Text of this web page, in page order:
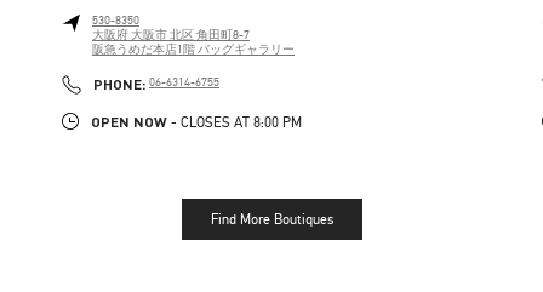
530-8350
大阪府 大阪市北区 角田町8-7
阪急うめだ本店1階 バッグギャラリー
PHONE: PHONE
06-6314-6755
OPEN NOW - CLOSES AT 8:00 PM
Find More Boutiques